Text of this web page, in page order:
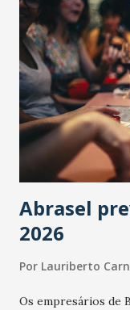
Abrasel
2026
Por Lauriberto
Os empresários de